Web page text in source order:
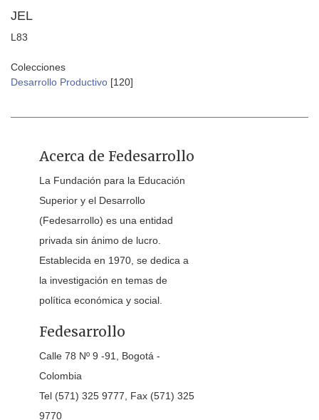
JEL
L83
Colecciones
Desarrollo Productivo [120]
Acerca de Fedesarrollo
La Fundación para la Educación
Superior y el Desarrollo
(Fedesarrollo) es una entidad
privada sin ánimo de lucro.
Establecida en 1970, se dedica a
la investigación en temas de
política económica y social.
Fedesarrollo
Calle 78 Nº 9 -91, Bogotá -
Colombia
Tel (571) 325 9777, Fax (571) 325
9770